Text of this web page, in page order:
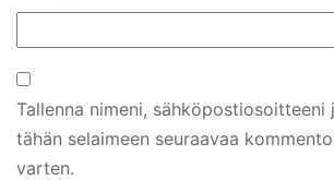
Tallenna nimeni, sähköpostiosoitteeni
tähän selaimeen seuraavaa
varten.